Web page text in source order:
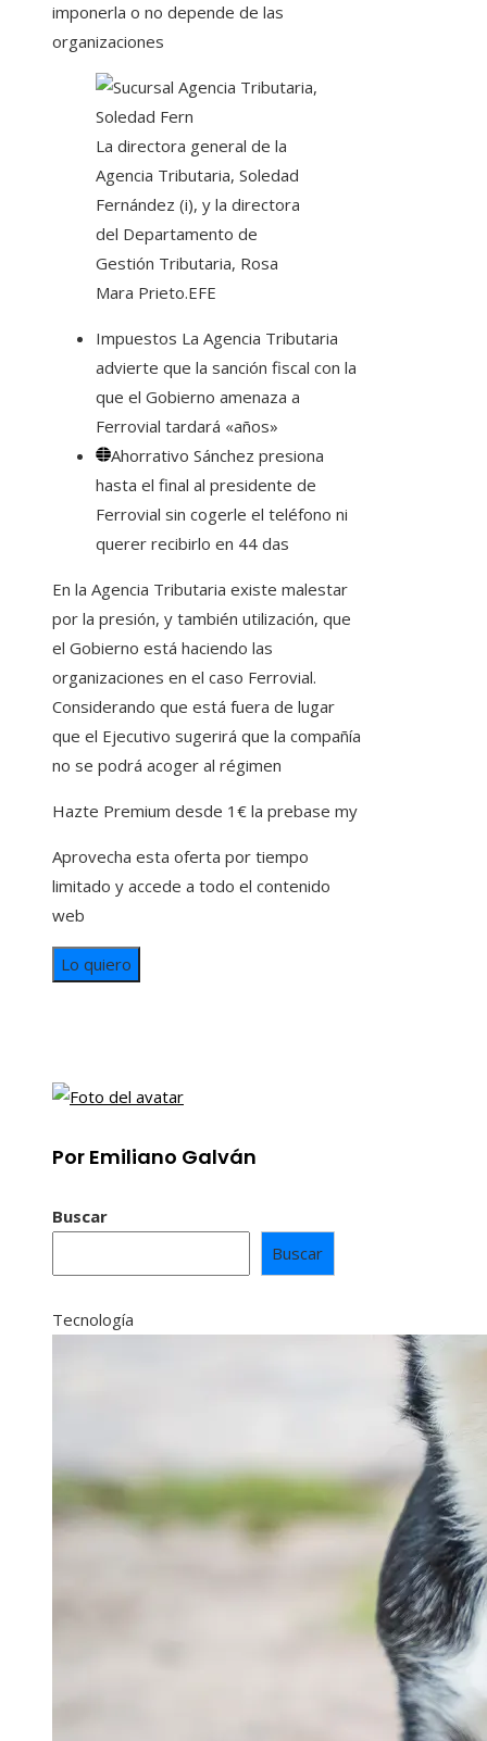
imponerla o no depende de las
organizaciones
La directora general de la
Agencia Tributaria, Soledad
Fernández (i), y la directora
del Departamento de
Gestión Tributaria, Rosa
Mara Prieto.EFE
Impuestos La Agencia Tributaria
advierte que la sanción fiscal con la
que el Gobierno amenaza a
Ferrovial tardará «años»
Ahorrativo Sánchez presiona
hasta el final al presidente de
Ferrovial sin cogerle el teléfono ni
querer recibirlo en 44 das
En la Agencia Tributaria existe malestar
por la presión, y también utilización, que
el Gobierno está haciendo las
organizaciones en el caso Ferrovial.
Considerando que está fuera de lugar
que el Ejecutivo sugerirá que la compañía
no se podrá acoger al régimen
Hazte Premium desde 1€ la prebase my
Aprovecha esta oferta por tiempo
limitado y accede a todo el contenido
web
Lo quiero
Por Emiliano Galván
Buscar
Buscar
Tecnología